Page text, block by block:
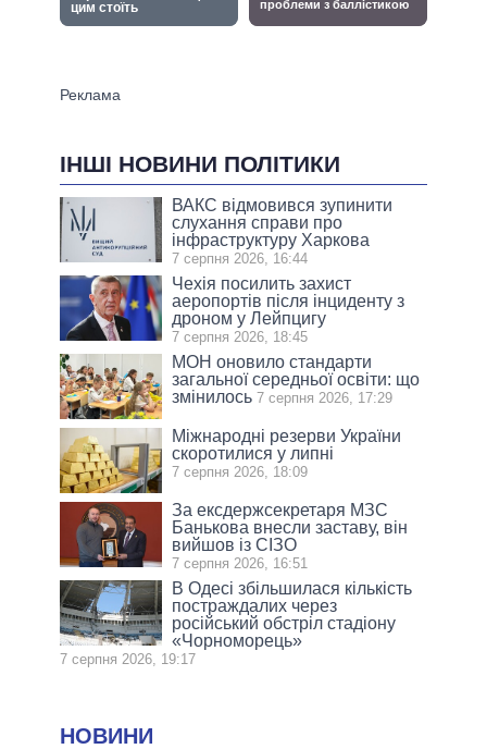
ІНШІ НОВИНИ ПОЛІТИКИ
ВАКС відмовився зупинити
слухання справи про
інфраструктуру Харкова
7 серпня 2026, 16:44
Чехія посилить захист
аеропортів після інциденту з
дроном у Лейпцигу
7 серпня 2026, 18:45
МОН оновило стандарти
загальної середньої освіти: що
змінилось 7 серпня 2026, 17:29
Міжнародні резерви України
скоротилися у липні
7 серпня 2026, 18:09
За ексдержсекретаря МЗС
Банькова внесли заставу, він
вийшов із СІЗО
7 серпня 2026, 16:51
В Одесі збільшилася кількість
постраждалих через
російський обстріл стадіону
«Чорноморець»
7 серпня 2026, 19:17
НОВИНИ